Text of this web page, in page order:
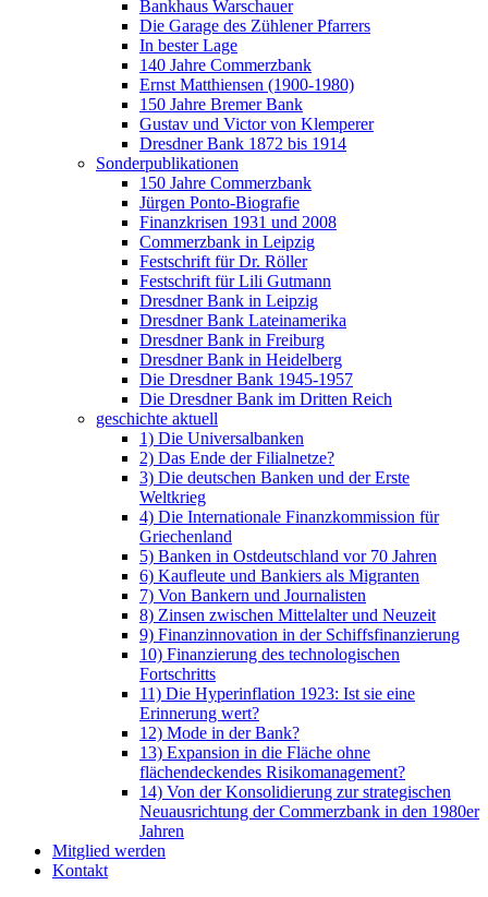
Bankhaus Warschauer
Die Garage des Zühlener Pfarrers
In bester Lage
140 Jahre Commerzbank
Ernst Matthiensen (1900-1980)
150 Jahre Bremer Bank
Gustav und Victor von Klemperer
Dresdner Bank 1872 bis 1914
Sonderpublikationen
150 Jahre Commerzbank
Jürgen Ponto-Biografie
Finanzkrisen 1931 und 2008
Commerzbank in Leipzig
Festschrift für Dr. Röller
Festschrift für Lili Gutmann
Dresdner Bank in Leipzig
Dresdner Bank Lateinamerika
Dresdner Bank in Freiburg
Dresdner Bank in Heidelberg
Die Dresdner Bank 1945-1957
Die Dresdner Bank im Dritten Reich
geschichte aktuell
1) Die Universalbanken
2) Das Ende der Filialnetze?
3) Die deutschen Banken und der Erste
Weltkrieg
4) Die Internationale Finanzkommission für
Griechenland
5) Banken in Ostdeutschland vor 70 Jahren
6) Kaufleute und Bankiers als Migranten
7) Von Bankern und Journalisten
8) Zinsen zwischen Mittelalter und Neuzeit
9) Finanzinnovation in der Schiffsfinanzierung
10) Finanzierung des technologischen
Fortschritts
11) Die Hyperinflation 1923: Ist sie eine
Erinnerung wert?
12) Mode in der Bank?
13) Expansion in die Fläche ohne
flächendeckendes Risikomanagement?
14) Von der Konsolidierung zur strategischen
Neuausrichtung der Commerzbank in den 1980er
Jahren
Mitglied werden
Kontakt